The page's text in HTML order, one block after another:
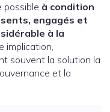
possible à condition
engagés et
à la
implication,
souvent la solution la
et la